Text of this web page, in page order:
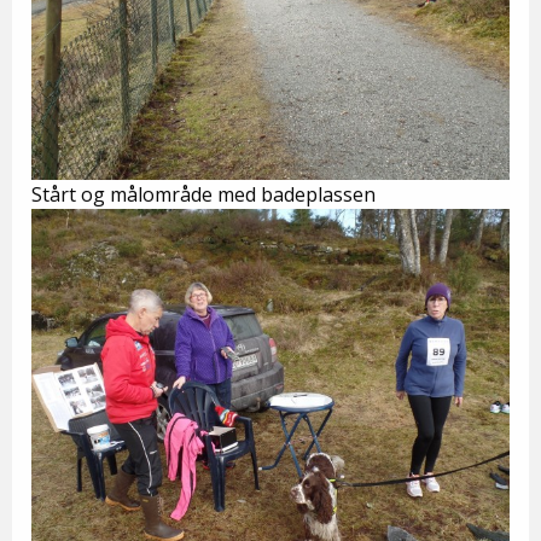
Stårt og målområde med badeplassen